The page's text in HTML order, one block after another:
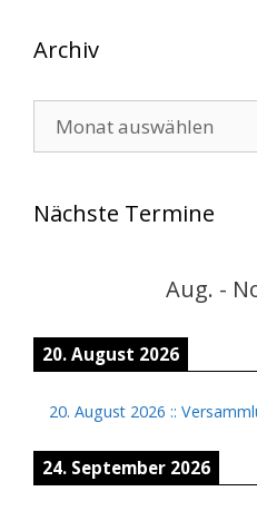
Archiv
Nächste Termine
Aug. -
20. August 2026
20. August 2026 ::
24. September 2026